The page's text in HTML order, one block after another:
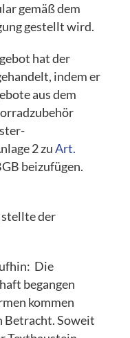
gemäß dem
gestellt wird.
hat der
indem er
aus dem
2 zuArt.
beizufügen.
der
Die
begangen
kommen
Betracht. Soweit